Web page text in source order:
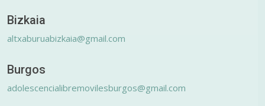
Bizkaia
altxaburuabizkaia@gmail.com
Burgos
adolescencialibremovilesburgos@gmail.com